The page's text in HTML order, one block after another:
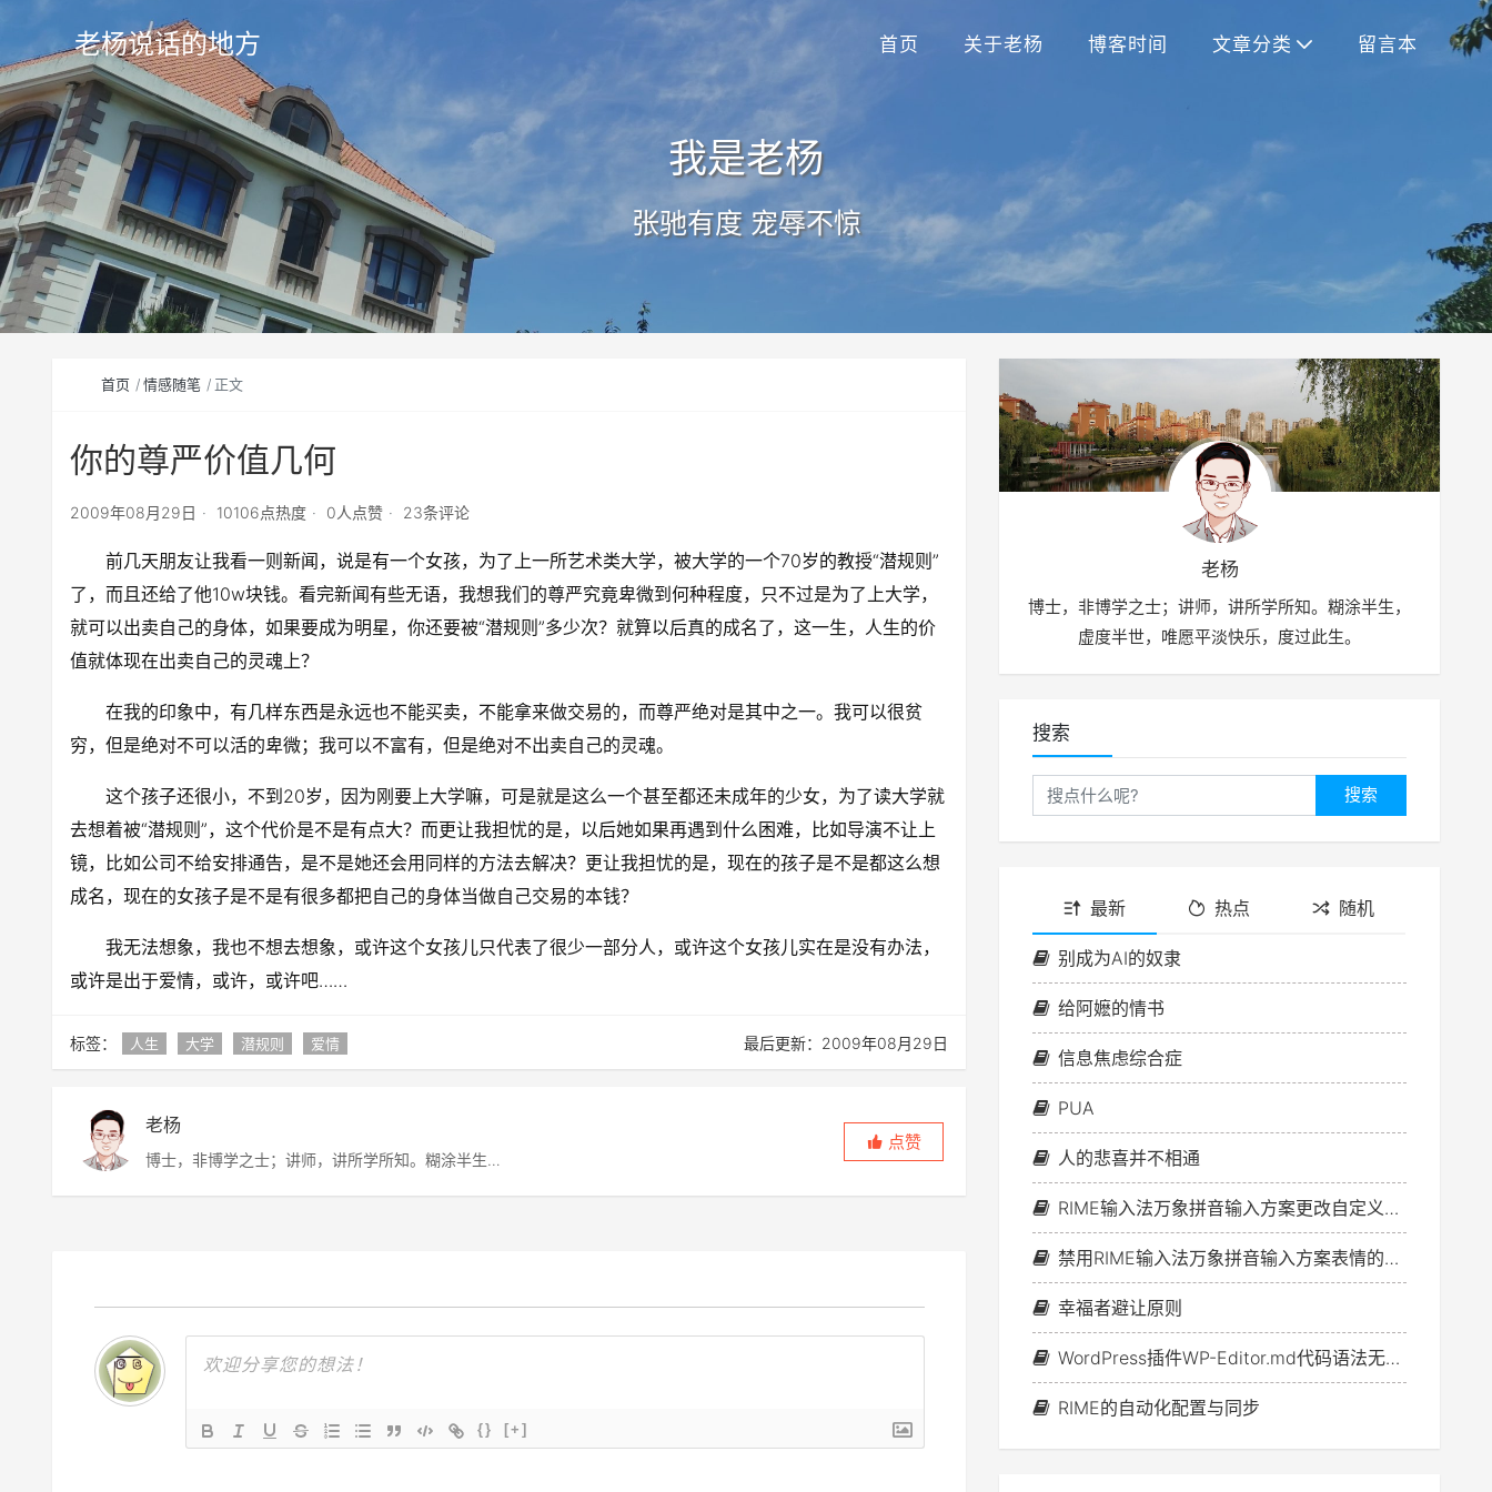
老杨说话的地方 首页 关于老杨 博客时间 文章分类 留言本
我是老杨
张驰有度 宠辱不惊
首页 情感随笔 正文
你的尊严价值几何
2009年08月29日 10106点热度 0人点赞 23条评论
前几天朋友让我看一则新闻，说是有一个女孩，为了上一所艺术类大学，被大学的一个70岁的教授“潜规则”
了，而且还给了他10w块钱。看完新闻有些无语，我想我们的尊严究竟卑微到何种程度，只不过是为了上大学，
就可以出卖自己的身体，如果要成为明星，你还要被“潜规则”多少次？就算以后真的成名了，这一生，人生的价
值就体现在出卖自己的灵魂上？
在我的印象中，有几样东西是永远也不能买卖，不能拿来做交易的，而尊严绝对是其中之一。我可以很贫
穷，但是绝对不可以活的卑微；我可以不富有，但是绝对不出卖自己的灵魂。
这个孩子还很小，不到20岁，因为刚要上大学嘛，可是就是这么一个甚至都还未成年的少女，为了读大学就
去想着被“潜规则”，这个代价是不是有点大？而更让我担忧的是，以后她如果再遇到什么困难，比如导演不让上
镜，比如公司不给安排通告，是不是她还会用同样的方法去解决？更让我担忧的是，现在的孩子是不是都这么想
成名，现在的女孩子是不是有很多都把自己的身体当做自己交易的本钱？
我无法想象，我也不想去想象，或许这个女孩儿只代表了很少一部分人，或许这个女孩儿实在是没有办法，
或许是出于爱情，或许，或许吧……
标签： 人生 大学 潜规则 爱情 最后更新：2009年08月29日
老杨
博士，非博学之士；讲师，讲所学所知。糊涂半生，
点赞
{} [+]
老杨
博士，非博学之士；讲师，讲所学所知。糊涂半生，
虚度半世，唯愿平淡快乐，度过此生。
搜索
搜索
最新 热点 随机
别成为AI的奴隶
给阿嬷的情书
信息焦虑综合症
PUA
人的悲喜并不相通
RIME输入法万象拼音输入方案更改自定义短语文件的方法
禁用RIME输入法万象拼音输入方案表情的办法
幸福者避让原则
WordPress插件WP-Editor.md代码语法无法高亮问题的解决方案
RIME的自动化配置与同步